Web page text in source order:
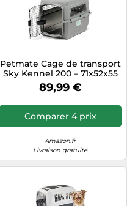
Petmate Cage de transport
Sky Kennel 200 – 71x52x55
cm, gris – Norme IATA –
Pour chien moyen
89,99 €
Comparer 4 prix
Amazon.fr
Livraison gratuite